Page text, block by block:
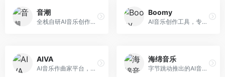
音潮
全栈自研AI音乐创作平台，支持从创作到发布的完整流程。面向独立音乐人和音乐工作室，提供作词作曲、编曲混音、音乐发布等服务，创作工具专业。
Boomy
AI音乐创作工具，专注于快速音乐生成与发布。面向音乐爱好者和业余创作者，支持一键生成原创音乐，可直接发布到音乐平台，创作门槛低。
AIVA
AI音乐作曲家平台，专注于古典和影视配乐创作。面向影视制作人和游戏开发者，提供原创音乐生成、配乐定制等服务，音乐风格专业，适合影视游戏配乐。
海绵音乐
字节跳动推出的AI音乐创作平台，支持多风格音乐生成。面向内容创作者和音乐爱好者，提供歌词创作、旋律生成、编曲制作等服务，创作效率高，适合短视频配乐。